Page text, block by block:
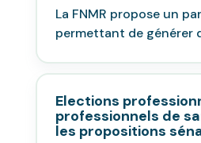
La FNMR propose un
permettant de générer
Elections
professionnels de
les propositions